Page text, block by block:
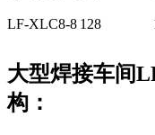
LF-XLC8-8 128
大型焊接车间
构：